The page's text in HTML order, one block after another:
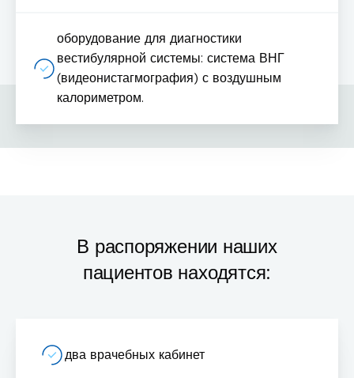
оборудование для диагностики
вестибулярной системы: система ВНГ
(видеонистагмография) с воздушным
калориметром.
В распоряжении наших
пациентов находятся:
два врачебных кабинет
Wyrażam zgodę na przetwarzanie moich danych osobowych w celu
danych przetwarzanych przed jej wycofaniem.